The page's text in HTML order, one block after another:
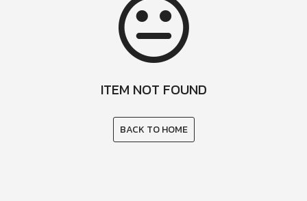
ITEM NOT FOUND
BACK TO HOME